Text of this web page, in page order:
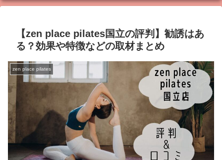
【zen place pilates国立の評判】勧誘はあ
る？効果や特徴などの取材まとめ
zen place pilates